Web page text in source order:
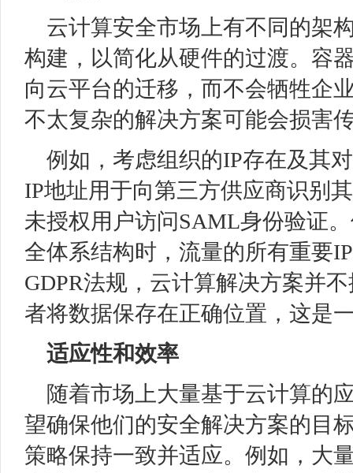
云计算安全市场上有不同的架
构建，以简化从硬件的过渡。容
向云平台的迁移，而不会牺牲企
不太复杂的解决方案可能会损害
例如，考虑组织的IP存在及其
IP地址用于向第三方供应商识别
未授权用户访问SAML身份验证
全体系结构时，流量的所有重要
GDPR法规，云计算解决方案并
者将数据保存在正确位置，这是
适应性和效率
随着市场上大量基于云计算的
望确保他们的安全解决方案的目
策略保持一致并适应。例如，大